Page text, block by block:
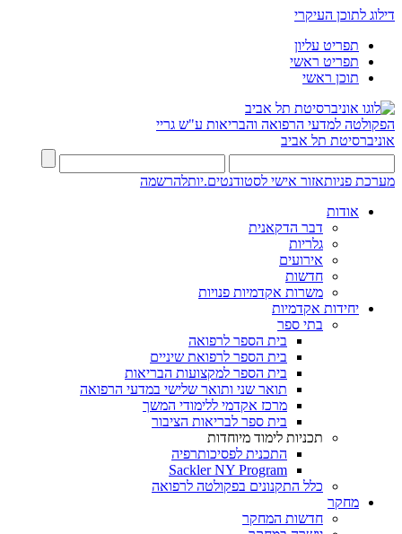
דילוג לתוכן העיקרי
תפריט עליון
תפריט ראשי
תוכן ראשי
הפקולטה למדעי הרפואה והבריאות ע"ש גריי
אוניברסיטת תל אביב
מערכת פניותאזור אישי לסטודנטים.יותלהרשמה
אודות
דבר הדקאנית
גלריות
אירועים
חדשות
משרות אקדמיות פנויות
יחידות אקדמיות
בתי ספר
בית הספר לרפואה
בית הספר לרפואת שיניים
בית הספר למקצועות הבריאות
תואר שני ותואר שלישי במדעי הרפואה
מרכז אקדמי ללימודי המשך
בית ספר לבריאות הציבור
תכניות לימוד מיוחדות
התכנית לפסיכותרפיה
Sackler NY Program
כלל התקנונים בפקולטה לרפואה
מחקר
חדשות המחקר